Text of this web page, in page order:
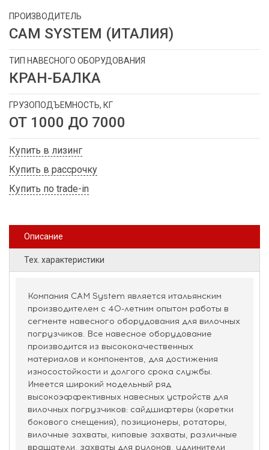
ПРОИЗВОДИТЕЛЬ
CAM SYSTEM (ИТАЛИЯ)
ТИП НАВЕСНОГО ОБОРУДОВАНИЯ
КРАН-БАЛКА
ГРУЗОПОДЪЕМНОСТЬ, КГ
ОТ 1000 ДО 7000
Купить в лизинг
Купить в рассрочку
Купить по trade-in
Описание
Тех. характеристики
Компания CAM System является итальянским
производителем с 40-летним опытом работы в
сегменте навесного оборудования для вилочных
погрузчиков. Все навесное оборудование
производится из высококачественных
материалов и компонентов, для достижения
износостойкости и долгого срока службы.
Имеется широкий модельный ряд
высокоэффективных навесных устройств для
вилочных погрузчиков: сайдшифтеры (каретки
бокового смещения), позиционеры, ротаторы,
вилочные захваты, киповые захваты, различные
вращатели, захваты для рулонов, удлинители